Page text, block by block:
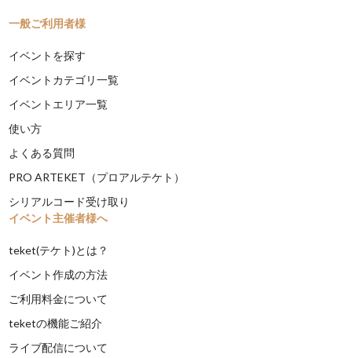
一般ご利用者様
イベントを探す
イベントカテゴリ一覧
イベントエリア一覧
使い方
よくある質問
PRO ARTEKET（プロアルテケト）
シリアルコード受け取り
イベント主催者様へ
teket(テケト)とは？
イベント作成の方法
ご利用料金について
teketの機能ご紹介
ライブ配信について